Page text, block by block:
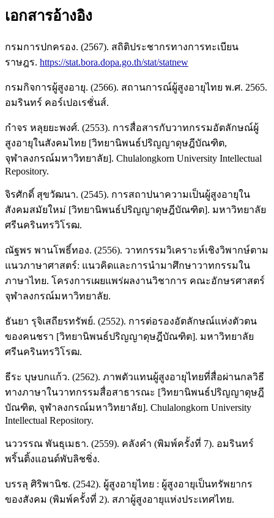
เอกสารอ้างอิง
กรมการปกครอง. (2567). สถิติประชากรทางการทะเบียน
ราษฎร. https://stat.bora.dopa.go.th/stat/statnew
กรมกิจการผู้สูงอายุ. (2566). สถานการณ์ผู้สูงอายุไทย พ.ศ. 2565.
อมรินทร์ คอร์เปอเรชั่นส์.
กำจร หลุยยะพงศ์. (2553). การสื่อสารกับวาทกรรมอัตลักษณ์ผู้
สูงอายุในสังคมไทย [วิทยานิพนธ์ปริญญาดุษฎีบัณฑิต,
จุฬาลงกรณ์มหาวิทยาลัย]. Chulalongkorn University Intellectual
Repository.
จิรศักดิ์ สุขวัฒนา. (2545). การสถาปนาความเป็นผู้สูงอายุใน
สังคมสมัยใหม่ [วิทยานิพนธ์ปริญญาดุษฎีบัณฑิต]. มหาวิทยาลัย
ศรีนครินทรวิโรฒ.
ณัฐพร พานโพธิ์ทอง. (2556). วาทกรรมวิเคราะห์เชิงวิพากษ์ตาม
แนวภาษาศาสตร์: แนวคิดและการนำมาศึกษาวาทกรรมใน
ภาษาไทย. โครงการเผยแพร่ผลงานวิชาการ คณะอักษรศาสตร์
จุฬาลงกรณ์มหาวิทยาลัย.
ธันยา รุจิเสถียรทรัพย์. (2552). การต่อรองอัตลักษณ์แห่งตัวตน
ของคนชรา [วิทยานิพนธ์ปริญญาดุษฎีบัณฑิต]. มหาวิทยาลัย
ศรีนครินทรวิโรฒ.
ธีระ บุษบกแก้ว. (2562). ภาพตัวแทนผู้สูงอายุไทยที่สื่อผ่านกลวิธี
ทางภาษาในวาทกรรมสื่อสาธารณะ [วิทยานิพนธ์ปริญญาดุษฎี
บัณฑิต, จุฬาลงกรณ์มหาวิทยาลัย]. Chulalongkorn University
Intellectual Repository.
นววรรณ พันธุเมธา. (2559). คลังคำ (พิมพ์ครั้งที่ 7). อมรินทร์
พริ้นติ้งแอนด์พับลิชชิ่ง.
บรรลุ ศิริพานิช. (2542). ผู้สูงอายุไทย : ผู้สูงอายุเป็นทรัพยากร
ของสังคม (พิมพ์ครั้งที่ 2). สภาผู้สูงอายุแห่งประเทศไทย.